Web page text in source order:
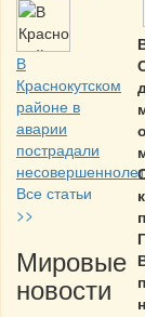
В
Краснокутском
районе в
аварии
пострадали
Все статьи
>>
Мировые
новости